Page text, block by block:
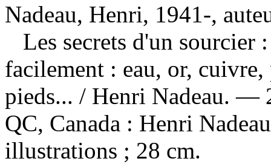
Nadeau, Henri, 1941-,
Les secrets d'un sourcier
facilement : eau, or,
pieds... / Henri Nadeau. —
QC, Canada : Henri
illustrations ; 28 cm.